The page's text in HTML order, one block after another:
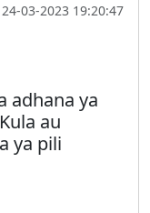
24-03-2023 19:20:47
adhana ya
au
ya pili